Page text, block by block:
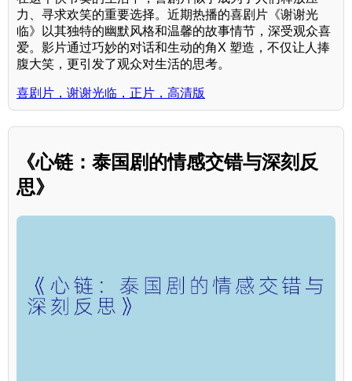
力、寻求欢笑的重要选择。近期热播的喜剧片《谢谢光
临》以其独特的幽默风格和温馨的故事情节，深受观众喜
爱。影片通过巧妙的对话和生动的角X 塑造，不仅让人捧
腹大笑，更引发了观众对生活的思考。
喜剧片，谢谢光临，正片，高清版
《心链：泰国剧的情感交错与深刻反
思》